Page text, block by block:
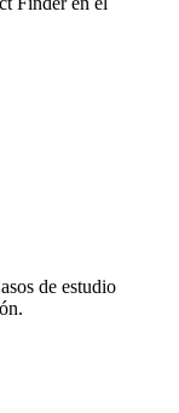
de estudio